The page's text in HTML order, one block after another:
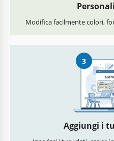
Modifica facilmente colori,
3
Aggiungi i